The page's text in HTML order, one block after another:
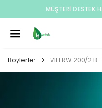
MÜŞTERI
Boylerler VIH RW 200/2